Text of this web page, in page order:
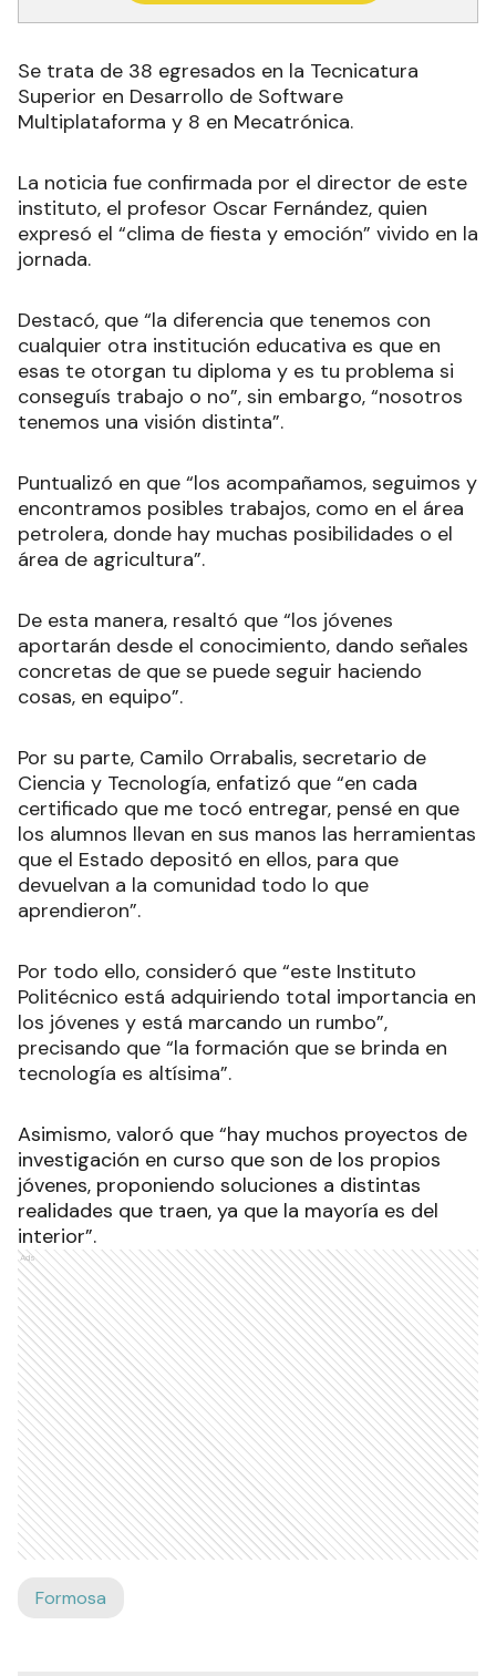
Se trata de 38 egresados en la Tecnicatura
Superior en Desarrollo de Software
Multiplataforma y 8 en Mecatrónica.
La noticia fue confirmada por el director de este
instituto, el profesor Oscar Fernández, quien
expresó el “clima de fiesta y emoción” vivido en la
jornada.
Destacó, que “la diferencia que tenemos con
cualquier otra institución educativa es que en
esas te otorgan tu diploma y es tu problema si
conseguís trabajo o no”, sin embargo, “nosotros
tenemos una visión distinta”.
Puntualizó en que “los acompañamos, seguimos y
encontramos posibles trabajos, como en el área
petrolera, donde hay muchas posibilidades o el
área de agricultura”.
De esta manera, resaltó que “los jóvenes
aportarán desde el conocimiento, dando señales
concretas de que se puede seguir haciendo
cosas, en equipo”.
Por su parte, Camilo Orrabalis, secretario de
Ciencia y Tecnología, enfatizó que “en cada
certificado que me tocó entregar, pensé en que
los alumnos llevan en sus manos las herramientas
que el Estado depositó en ellos, para que
devuelvan a la comunidad todo lo que
aprendieron”.
Por todo ello, consideró que “este Instituto
Politécnico está adquiriendo total importancia en
los jóvenes y está marcando un rumbo”,
precisando que “la formación que se brinda en
tecnología es altísima”.
Asimismo, valoró que “hay muchos proyectos de
investigación en curso que son de los propios
jóvenes, proponiendo soluciones a distintas
realidades que traen, ya que la mayoría es del
interior”.
Ads
Formosa